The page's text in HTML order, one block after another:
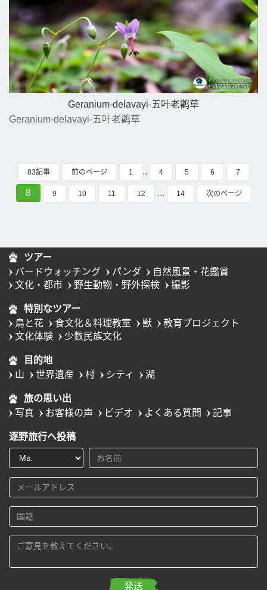
Geranium-delavayi-五叶老鹳草
Geranium-delavayi-五叶老鹳草
83記事 前のページ 1 .. 4 5 6 7
8 9 10 11 12 ... 14 次のページ
ツアー
バードウォッチング
パンダ
自然風景・花鑑賞
文化・都市
野生動物・野外探検 撮影
特別なツアー
鳥と花
食文化＆料理教室 獣
教育プロジェクト
文化体験
少数民族文化
目的地
山
世界遺産 村 シティ 湖
旅の思い出
写真
お客様の声 ビデオ よくある質問 記事
逐野旅行へ投稿